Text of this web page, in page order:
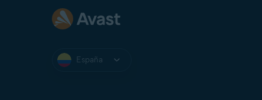
España